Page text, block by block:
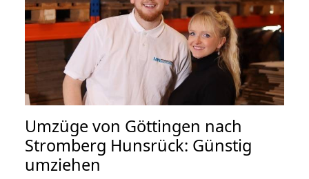
Umzüge von Göttingen nach
Stromberg Hunsrück: Günstig
umziehen